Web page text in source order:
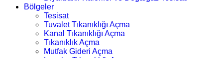
Bölgeler
Tesisat
Tuvalet Tıkanıklığı Açma
Kanal Tıkanıklığı Açma
Tıkanıklık Açma
Mutfak Gideri Açma